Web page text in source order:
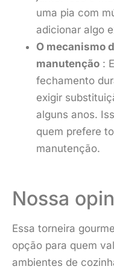
uma pia com
adicionar algo
O mecanismo
manutenção :
fechamento
exigir
alguns anos.
quem prefere
manutenção.
Nossa
Essa torneira
opção para quem
ambientes de